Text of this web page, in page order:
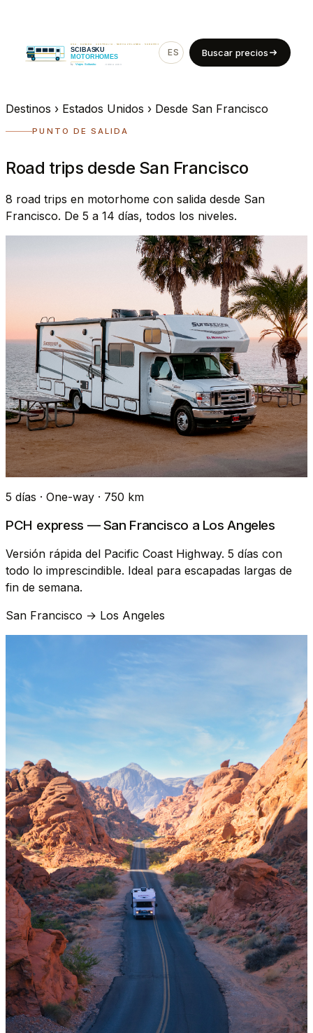
ES EN
Buscar precios
Destinos › Estados Unidos › Desde San Francisco
PUNTO DE SALIDA
Road trips desde San Francisco
8 road trips en motorhome con salida desde San
Francisco. De 5 a 14 días, todos los niveles.
5 días · One-way · 750 km
PCH express — San Francisco a Los Angeles
Versión rápida del Pacific Coast Highway. 5 días con
todo lo imprescindible. Ideal para escapadas largas de
fin de semana.
San Francisco → Los Angeles